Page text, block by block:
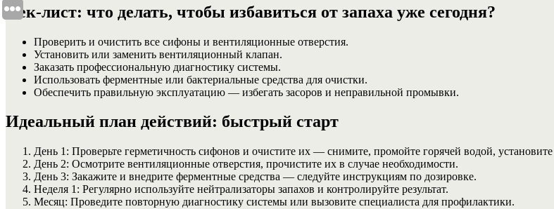
Чек-лист: что делать, чтобы избавиться от запаха уже сегодня?
Проверить и очистить все сифоны и вентиляционные отверстия.
Установить или заменить вентиляционный клапан.
Заказать профессиональную диагностику системы.
Использовать ферментные или бактериальные средства для очистки.
Обеспечить правильную эксплуатацию — избегать засоров и неправильной промывки.
Идеальный план действий: быстрый старт
День 1: Проверьте герметичность сифонов и очистите их — снимите, промойте горячей водой, установите
День 2: Осмотрите вентиляционные отверстия, прочистите их в случае необходимости.
День 3: Закажите и внедрите ферментные средства — следуйте инструкциям по дозировке.
Неделя 1: Регулярно используйте нейтрализаторы запахов и контролируйте результат.
Месяц: Проведите повторную диагностику системы или вызовите специалиста для профилактики.